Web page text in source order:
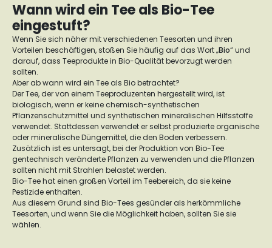
Wann wird ein Tee als Bio-Tee
eingestuft?
Wenn Sie sich näher mit verschiedenen Teesorten und ihren
Vorteilen beschäftigen, stoßen Sie häufig auf das Wort „Bio“ und
darauf, dass Teeprodukte in Bio-Qualität bevorzugt werden
sollten.
Aber ab wann wird ein Tee als Bio betrachtet?
Der Tee, der von einem Teeproduzenten hergestellt wird, ist
biologisch, wenn er keine chemisch-synthetischen
Pflanzenschutzmittel und synthetischen mineralischen Hilfsstoffe
verwendet. Stattdessen verwendet er selbst produzierte organische
oder mineralische Düngemittel, die den Boden verbessern.
Zusätzlich ist es untersagt, bei der Produktion von Bio-Tee
gentechnisch veränderte Pflanzen zu verwenden und die Pflanzen
sollten nicht mit Strahlen belastet werden.
Bio-Tee hat einen großen Vorteil im Teebereich, da sie keine
Pestizide enthalten.
Aus diesem Grund sind Bio-Tees gesünder als herkömmliche
Teesorten, und wenn Sie die Möglichkeit haben, sollten Sie sie
wählen.